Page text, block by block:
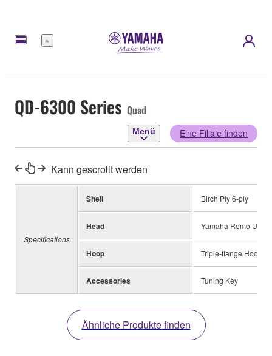
Menü
QD-6300 Series Quad
Menü Eine Filiale finden
Kann gescrollt werden
Specifications
Shell Birch Ply 6-ply
Head Yamaha Remo UT
Hoop Triple-flange Hoop
Accessories Tuning Key
Ähnliche Produkte finden